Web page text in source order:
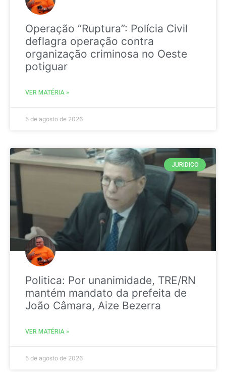
Operação “Ruptura”: Polícia Civil
deflagra operação contra
organização criminosa no Oeste
potiguar
VER MATÉRIA »
5 de agosto de 2026
JURIDICO
Politica: Por unanimidade, TRE/RN
mantém mandato da prefeita de
João Câmara, Aize Bezerra
VER MATÉRIA »
5 de agosto de 2026